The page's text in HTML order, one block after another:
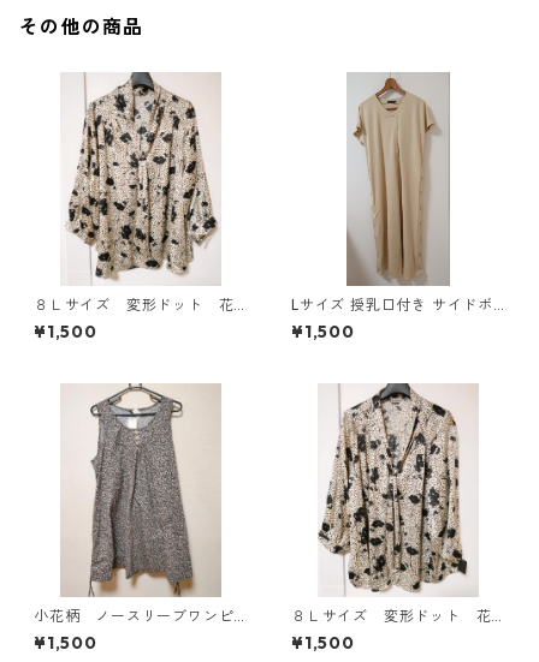
その他の商品
８Ｌサイズ 変形ドット 花
柄 ボウタイブラウス オフ
ホワイト KAE-4768
¥1,500
Lサイズ 授乳口付き サイドボ
タンデザイン ワンピース マタ
ニティ ベージュ ◆KIY-1303
¥1,500
小花柄 ノースリーブワンピ
ース ４Ｌ ブラック KAE-
4819
¥1,500
８Ｌサイズ 変形ドット 花
柄 ボウタイブラウス オフ
ホワイト KAE-4769
¥1,500